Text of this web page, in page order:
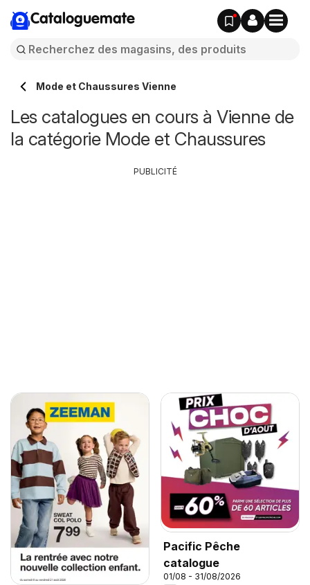
Cataloguemate
Mode et Chaussures Vienne
Les catalogues en cours à Vienne de
la catégorie Mode et Chaussures
Pacific Pêche
catalogue
01/08 - 31/08/2026
PUBLICITÉ